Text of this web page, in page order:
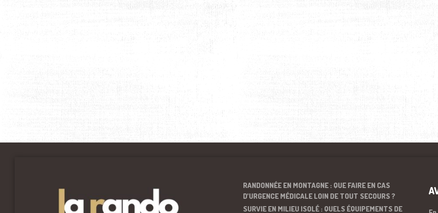
RANDONNÉE EN MONTAGNE : QUE FAIRE EN CAS
D’URGENCE MÉDICALE LOIN DE TOUT SECOURS ?
SURVIE EN MILIEU ISOLÉ : QUELS ÉQUIPEMENTS DE